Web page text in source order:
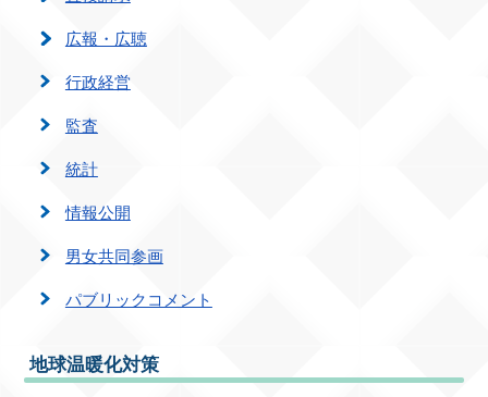
広報・広聴
行政経営
監査
統計
情報公開
男女共同参画
パブリックコメント
地球温暖化対策